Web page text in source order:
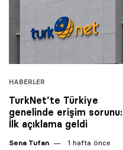
HABERLER
TurkNet’te Türkiye
genelinde erişim sorunu:
İlk açıklama geldi
Sena Tufan 1 hafta önce